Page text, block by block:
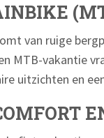
van ruige
MTB-vakantie
uitzichten en